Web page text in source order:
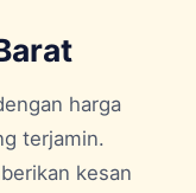
harga
terjamin.
kesan